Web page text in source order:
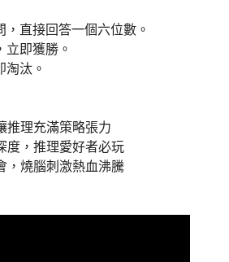
直接回答一個六位數。
即獲勝。
汰。
推理充滿策略張力
度，推理愛好者必玩
，燒腦刺激熱血沸騰